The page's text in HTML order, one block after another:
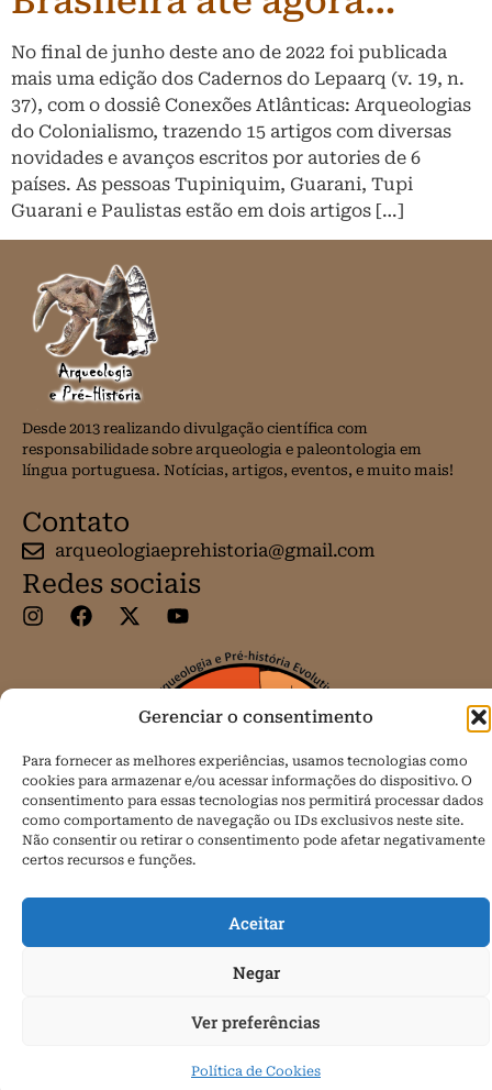
Gerenciar o consentimento
Para fornecer as melhores experiências, usamos tecnologias como
cookies para armazenar e/ou acessar informações do dispositivo. O
consentimento para essas tecnologias nos permitirá processar dados
como comportamento de navegação ou IDs exclusivos neste site.
Não consentir ou retirar o consentimento pode afetar negativamente
certos recursos e funções.
Aceitar
Negar
Ver preferências
Política de Cookies
No final de junho deste ano de 2022 foi publicada
mais uma edição dos Cadernos do Lepaarq (v. 19, n.
37), com o dossiê Conexões Atlânticas: Arqueologias
do Colonialismo, trazendo 15 artigos com diversas
novidades e avanços escritos por autories de 6
países. As pessoas Tupiniquim, Guarani, Tupi
Guarani e Paulistas estão em dois artigos […]
Desde 2013 realizando divulgação científica com
responsabilidade sobre arqueologia e paleontologia em
língua portuguesa. Notícias, artigos, eventos, e muito mais!
Contato
arqueologiaeprehistoria@gmail.com
Redes sociais
Todos os direitos reservados.